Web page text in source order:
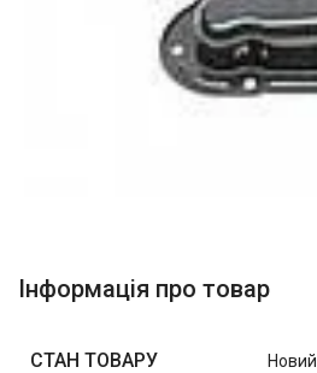
Інформація про товар
СТАН ТОВАРУ Новий